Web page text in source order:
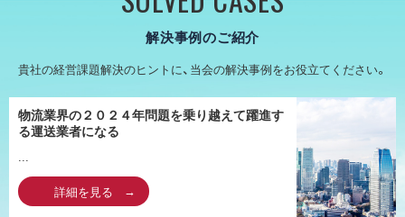
解決事例のご紹介
貴社の経営課題解決のヒントに、当会の解決事例をお役立てください。
物流業界の２０２４年問題を乗り越えて躍進す
る運送業者になる
...
詳細を見る